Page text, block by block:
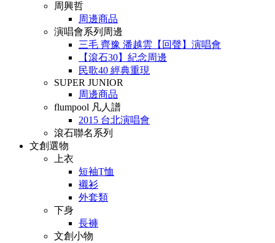
周興哲
周邊商品
演唱會系列周邊
三毛 齊豫 潘越雲【回聲】演唱會
【滾石30】紀念周邊
民歌40 經典重現
SUPER JUNIOR
周邊商品
flumpool 凡人譜
2015 台北演唱會
滾石聯名系列
文創選物
上衣
短袖T恤
襯衫
外套類
下身
長褲
文創小物